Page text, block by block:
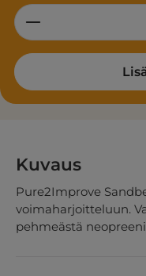
Product
Kuvaus
Pure2Improve
voimaharjoitteluun.
pehmeästä